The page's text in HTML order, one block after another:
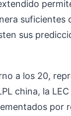
suficientes
sus
a los 20,
china, la
por